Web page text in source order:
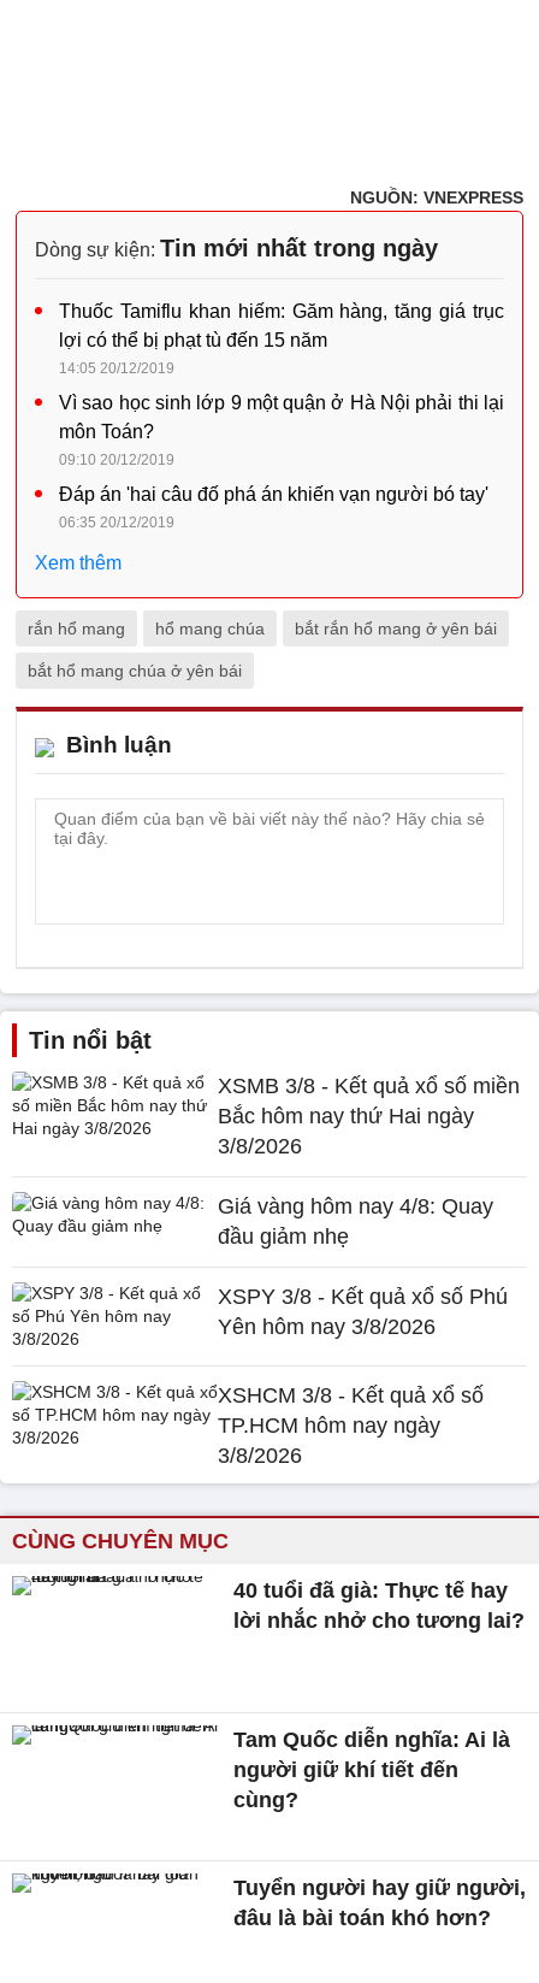
NGUỒN: VNEXPRESS
Dòng sự kiện: Tin mới nhất trong ngày
Thuốc Tamiflu khan hiếm: Găm hàng, tăng giá trục
lợi có thể bị phạt tù đến 15 năm
14:05 20/12/2019
Vì sao học sinh lớp 9 một quận ở Hà Nội phải thi lại
môn Toán?
09:10 20/12/2019
Đáp án 'hai câu đố phá án khiến vạn người bó tay'
06:35 20/12/2019
Xem thêm
rắn hổ mang hổ mang chúa bắt rắn hổ mang ở yên bái
bắt hổ mang chúa ở yên bái
Bình luận
Tin nổi bật
XSMB 3/8 - Kết quả xổ số miền
Bắc hôm nay thứ Hai ngày
3/8/2026
Giá vàng hôm nay 4/8: Quay
đầu giảm nhẹ
XSPY 3/8 - Kết quả xổ số Phú
Yên hôm nay 3/8/2026
XSHCM 3/8 - Kết quả xổ số
TP.HCM hôm nay ngày
3/8/2026
CÙNG CHUYÊN MỤC
40 tuổi đã già: Thực tế hay
lời nhắc nhở cho tương lai?
Tam Quốc diễn nghĩa: Ai là
người giữ khí tiết đến
cùng?
Tuyển người hay giữ người,
đâu là bài toán khó hơn?